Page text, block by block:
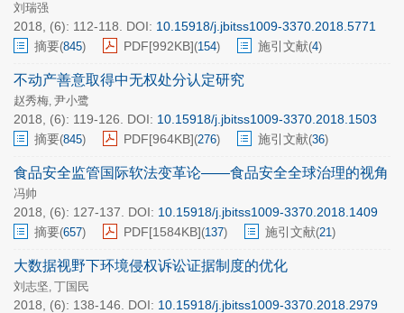
刘瑞强
2018, (6): 112-118. DOI: 10.15918/j.jbitss1009-3370.2018.5771
摘要(845) PDF[992KB](154) 施引文献(4)
不动产善意取得中无权处分认定研究
赵秀梅, 尹小鹭
2018, (6): 119-126. DOI: 10.15918/j.jbitss1009-3370.2018.1503
摘要(845) PDF[964KB](276) 施引文献(36)
食品安全监管国际软法变革论——食品安全全球治理的视角
冯帅
2018, (6): 127-137. DOI: 10.15918/j.jbitss1009-3370.2018.1409
摘要(657) PDF[1584KB](137) 施引文献(21)
大数据视野下环境侵权诉讼证据制度的优化
刘志坚, 丁国民
2018, (6): 138-146. DOI: 10.15918/j.jbitss1009-3370.2018.2979